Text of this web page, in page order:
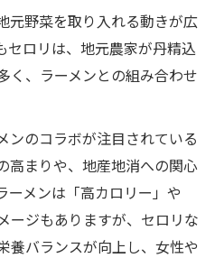
元野菜を取り入れる動きが広
セロリは、地元農家が丹精込
く、ラーメンとの組み合わせ
ンのコラボが注目されている
高まりや、地産地消への関心
ーメンは「高カロリー」や
ージもありますが、セロリな
養バランスが向上し、女性や